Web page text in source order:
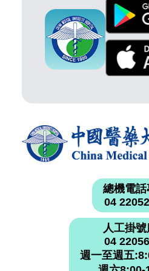
總機電話
04
人工掛
04
週一至週五